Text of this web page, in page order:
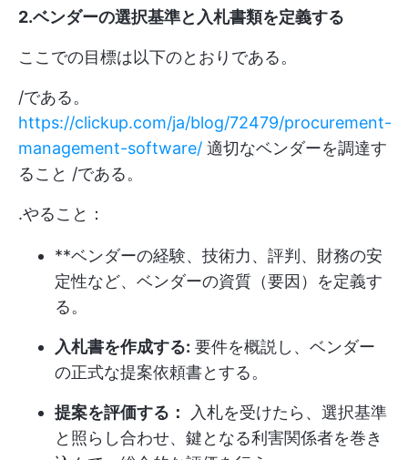
2.ベンダーの選択基準と入札書類を定義する
ここでの目標は以下のとおりである。
/である。
https://clickup.com/ja/blog/72479/procurement-
management-software/ 適切なベンダーを調達す
ること /である。
.やること：
**ベンダーの経験、技術力、評判、財務の安
定性など、ベンダーの資質（要因）を定義す
る。
入札書を作成する: 要件を概説し、ベンダー
の正式な提案依頼書とする。
提案を評価する：
入札を受けたら、選択基準
と照らし合わせ、鍵となる利害関係者を巻き